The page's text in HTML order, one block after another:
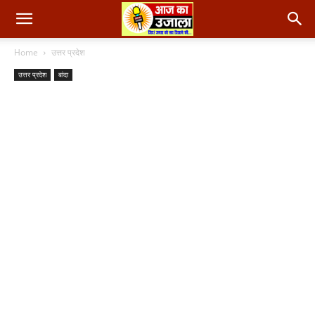
Home उत्तर प्रदेश
उत्तर प्रदेश बांदा